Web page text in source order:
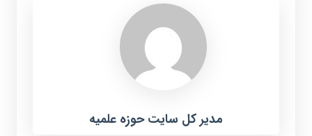
مدیر کل سایت حوزه علمیه